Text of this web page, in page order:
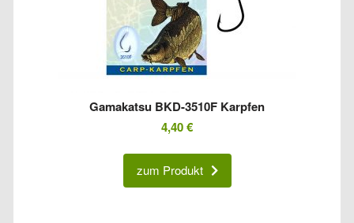
Gamakatsu BKD-3510F Karpfen
4,40€
zum Produkt